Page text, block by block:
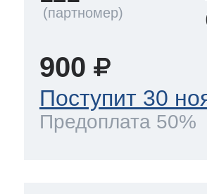
900
Поступит 30
Предоплата 50%